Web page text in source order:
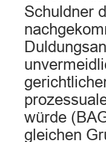
Schuldner
würde
gleichen